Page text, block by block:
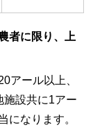
者に限り、上
アール以上、
施設共に1アー
になります。